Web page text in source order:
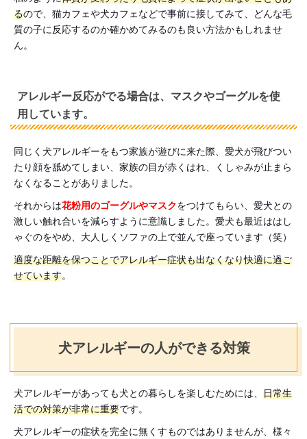
るので、猫カフェや犬カフェなどで事前に接してみて、どんな毛
質の子に反応するのか確かめてみるのも良い方法かもしれませ
ん。
アレルギー反応がでる場合は、マスクやゴーグルを使
用しています。
同じく犬アレルギーをもつ家族が遊びに来た際、愛犬が飛びつい
たり顔を舐めてしまい、家族の目が赤くはれ、くしゃみが止まら
なくなることがありました。
それからは花粉用のゴーグルやマスクをつけてもらい、愛犬との
激しい触れ合いを減らすように意識しました。愛犬も最近ははし
ゃぐのをやめ、大人しくソファの上で並んで座っています（笑）
適度な距離を保つことでアレルギー症状も出なくなり快適に過ご
せています。
犬アレルギーの人ができる対策
犬アレルギーがあっても犬との暮らしを楽しむためには、 日常生
活での対策が非常に重要です。
犬アレルギーの症状を完全に無くすものではありませんが、様々